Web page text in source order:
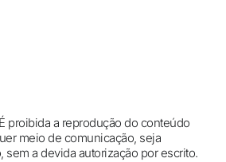
proibida a reprodução do conteúdo
meio de comunicação, seja
a devida autorização por escrito.